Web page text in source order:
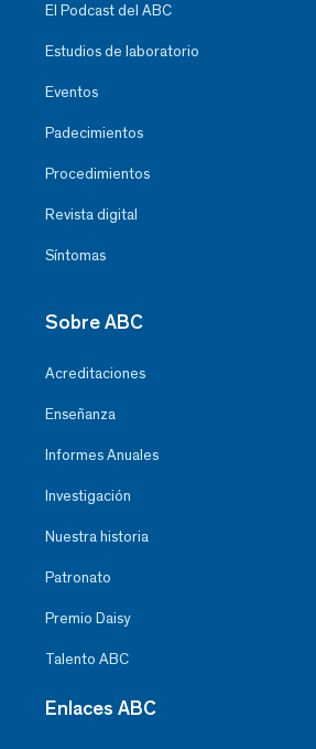
El Podcast del ABC
Estudios de laboratorio
Eventos
Padecimientos
Procedimientos
Revista digital
Síntomas
Sobre ABC
Acreditaciones
Enseñanza
Informes Anuales
Investigación
Nuestra historia
Patronato
Premio Daisy
Talento ABC
Enlaces ABC